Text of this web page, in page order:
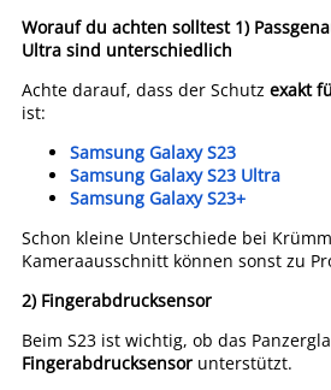
Worauf du achten solltest 1)
Ultra sind unterschiedlich
Achte darauf, dass der Schutz exakt
ist:
Samsung Galaxy S23
Samsung Galaxy S23 Ultra
Samsung Galaxy S23+
Schon kleine Unterschiede bei
Kameraausschnitt können sonst zu
2) Fingerabdrucksensor
Beim S23 ist wichtig, ob das
Fingerabdrucksensor unterstützt.